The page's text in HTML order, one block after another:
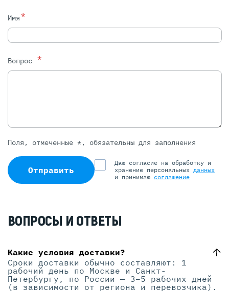
Имя*
Вопрос *
Поля, отмеченные *, обязательны для заполнения
Отправить
Даю согласие на обработку и
хранение персональных данных
и принимаю соглашение
ВОПРОСЫ И ОТВЕТЫ
Какие условия доставки?
Сроки доставки обычно составляют: 1
рабочий день по Москве и Санкт-
Петербургу, по России — 3–5 рабочих дней
(в зависимости от региона и перевозчика).